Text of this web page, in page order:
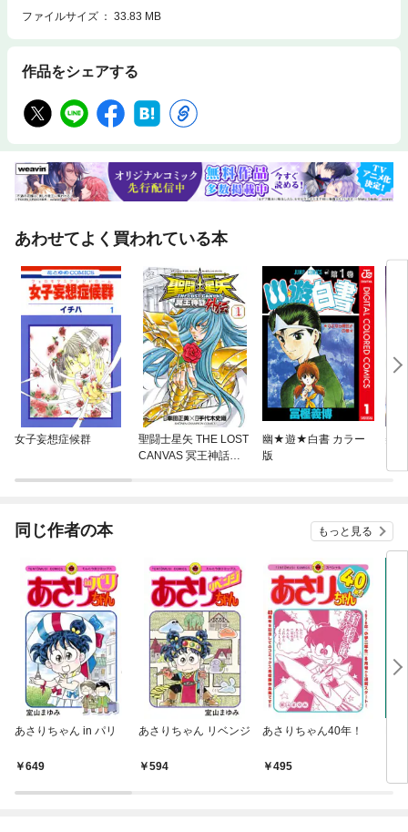
ファイルサイズ
33.83 MB
作品をシェアする
あわせてよく買われている本
女子妄想症候群
聖闘士星矢 THE LOST
CANVAS 冥王神話外
幽★遊★白書 カラー
版
美
同じ作者の本 もっと見る
あさりちゃん in パリ
649
あさりちゃん リベンジ
594
あさりちゃん40年！
495